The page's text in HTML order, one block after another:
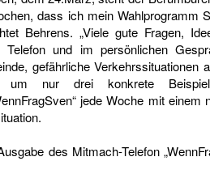
dass ich mein Wahlprogramm
Behrens.Viele gute Fragen,
Telefonund im persönlichen
, gefährliche Verkehrssituationen
nur drei konkrete
“jedeWoche mit einem
des Mitmach-Telefon